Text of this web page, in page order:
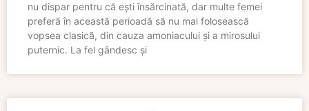
nu dispar pentru că ești însărcinată, dar multe femei
preferă în această perioadă să nu mai folosească
vopsea clasică, din cauza amoniacului și a mirosului
puternic. La fel gândesc și